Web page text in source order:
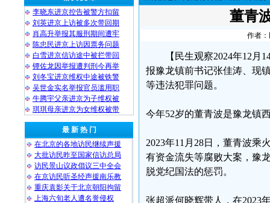
李晓东进京控告被警方扣留
刘英进京上访被多次带回期
肖高升举报其服刑期间遭牢
陈忠民进京上访因票务问题
白雪进京信访途中被拦带回
镡佐龙因举报遭判刑今再举
刘冬宝进京维权中途被铁警
吴世金实名举报官员滥用职
牛腾宇父亲进京为子维权被
琪琪母亲进京为女维权被带
最 新 热 门
在北京的各地访民继续声援
大批访民昨至国家信访总局
访民景山议政倡议三中全会
在京访民听圣经声援南乐教
重庆袁影关于北京朝阳拘留
上海六旬老人遭名誉侵权
董青
作者：
【民生观察2024年12
报豫龙镇前书记张佳涛、现
等违法犯罪问题。
今年52岁的董青波是豫龙镇
2023年11月28日，董青波乘
有资金流失等腐败大案，豫
脱党纪国法的惩罚。
张超派何晓辉带人，在2023